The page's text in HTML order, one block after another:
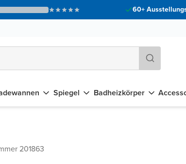
60+
Spiegel Badheizkörper
201863